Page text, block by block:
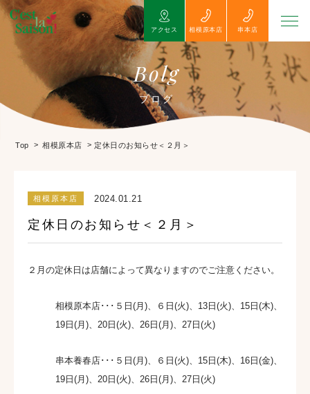
アクセス 相模原本店 串本店
Bolg
ブログ
Top > 相模原本店 >定休日のお知らせ＜２月＞
相模原本店 2024.01.21
定休日のお知らせ＜２月＞
２月の定休日は店舗によって異なりますのでご注意ください。
相模原本店･･･５日(月)、６日(火)、13日(火)、15日(木)、
19日(月)、20日(火)、26日(月)、27日(火)
串本養春店･･･５日(月)、６日(火)、15日(木)、16日(金)、
19日(月)、20日(火)、26日(月)、27日(火)